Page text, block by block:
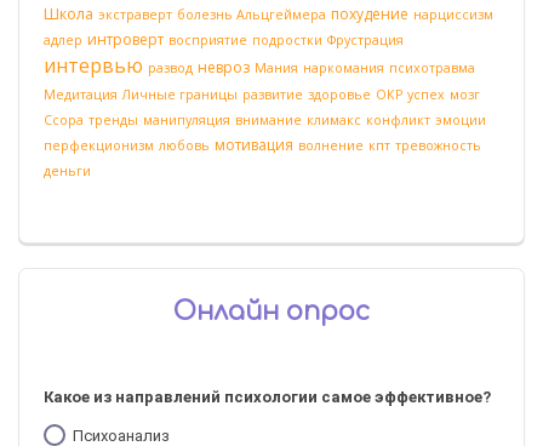
Школа экстраверт болезнь Альцгеймера похудение нарциссизм
адлер интроверт восприятие подростки Фрустрация
интервью развод невроз Мания наркомания психотравма
Медитация Личные границы развитие здоровье ОКР успех мозг
Ссора тренды манипуляция внимание климакс конфликт эмоции
перфекционизм любовь мотивация волнение кпт тревожность
деньги
Онлайн опрос
Какое из направлений психологии самое эффективное?
Психоанализ